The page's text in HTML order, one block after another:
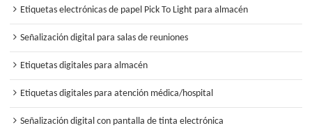
Etiquetas electrónicas de papel Pick To Light para almacén
Señalización digital para salas de reuniones
Etiquetas digitales para almacén
Etiquetas digitales para atención médica/hospital
Señalización digital con pantalla de tinta electrónica